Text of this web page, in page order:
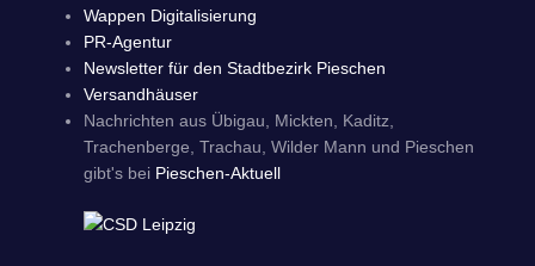
Wappen Digitalisierung
PR-Agentur
Newsletter für den Stadtbezirk Pieschen
Versandhäuser
Nachrichten aus Übigau, Mickten, Kaditz,
Trachenberge, Trachau, Wilder Mann und Pieschen
gibt's bei Pieschen-Aktuell